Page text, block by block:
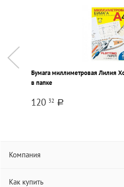
Бумага миллиметровая Лилия
в папке
120 32 a
Компания
Как купить